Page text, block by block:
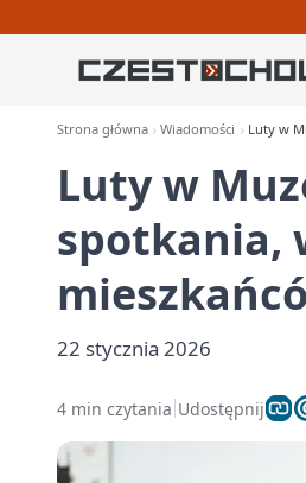
Strona główna Wiadomości Luty w
Luty w
spotkania,
22 stycznia 2026
4 min czytania Udostępnij